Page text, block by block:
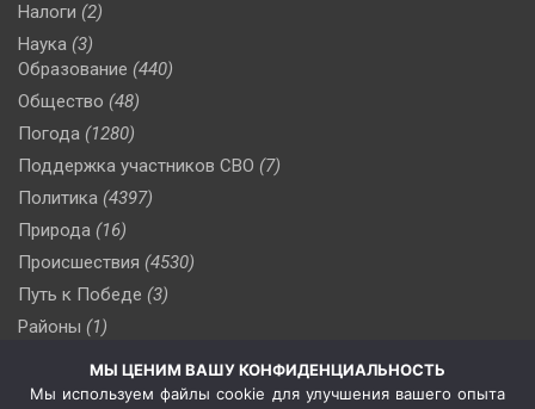
Налоги (2)
Наука (3)
Образование (440)
Общество (48)
Погода (1280)
Поддержка участников СВО (7)
Политика (4397)
Природа (16)
Происшествия (4530)
Путь к Победе (3)
Районы (1)
(510)
Сельское хозяйство (3)
МЫ ЦЕНИМ ВАШУ КОНФИДЕНЦИАЛЬНОСТЬ
Мы используем файлы cookie для улучшения вашего опыта